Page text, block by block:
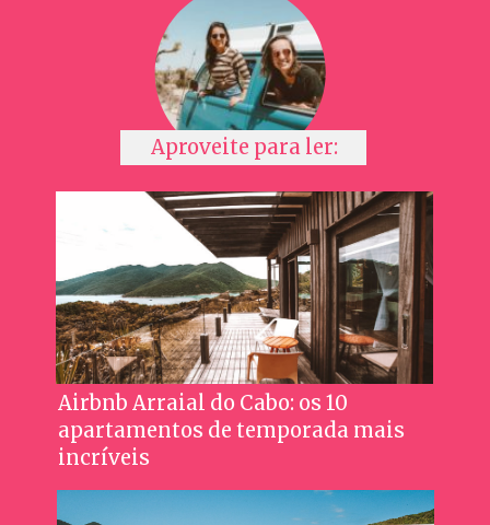
Airbnb Arraial do Cabo: os 10
apartamentos de temporada mais
incríveis
Aproveite para ler: